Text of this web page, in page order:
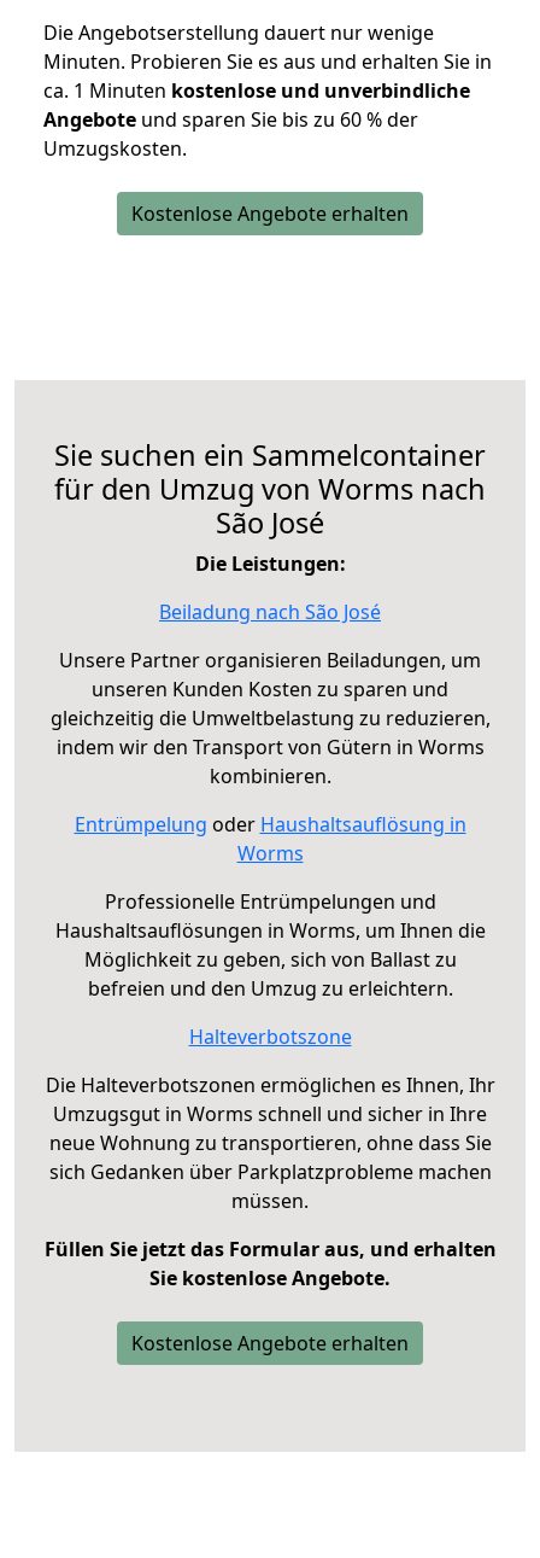
Die Angebotserstellung dauert nur wenige
Minuten. Probieren Sie es aus und erhalten Sie in
ca. 1 Minuten kostenlose und unverbindliche
Angebote und sparen Sie bis zu 60 % der
Umzugskosten.
Kostenlose Angebote erhalten
Sie suchen ein Sammelcontainer
für den Umzug von Worms nach
São José
Die Leistungen:
Beiladung nach São José
Unsere Partner organisieren Beiladungen, um
unseren Kunden Kosten zu sparen und
gleichzeitig die Umweltbelastung zu reduzieren,
indem wir den Transport von Gütern in Worms
kombinieren.
Entrümpelung oder Haushaltsauflösung in
Worms
Professionelle Entrümpelungen und
Haushaltsauflösungen in Worms, um Ihnen die
Möglichkeit zu geben, sich von Ballast zu
befreien und den Umzug zu erleichtern.
Halteverbotszone
Die Halteverbotszonen ermöglichen es Ihnen, Ihr
Umzugsgut in Worms schnell und sicher in Ihre
neue Wohnung zu transportieren, ohne dass Sie
sich Gedanken über Parkplatzprobleme machen
müssen.
Füllen Sie jetzt das Formular aus, und erhalten
Sie kostenlose Angebote.
Kostenlose Angebote erhalten